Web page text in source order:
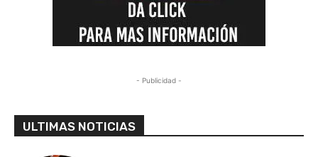
- Publicidad -
ULTIMAS NOTICIAS